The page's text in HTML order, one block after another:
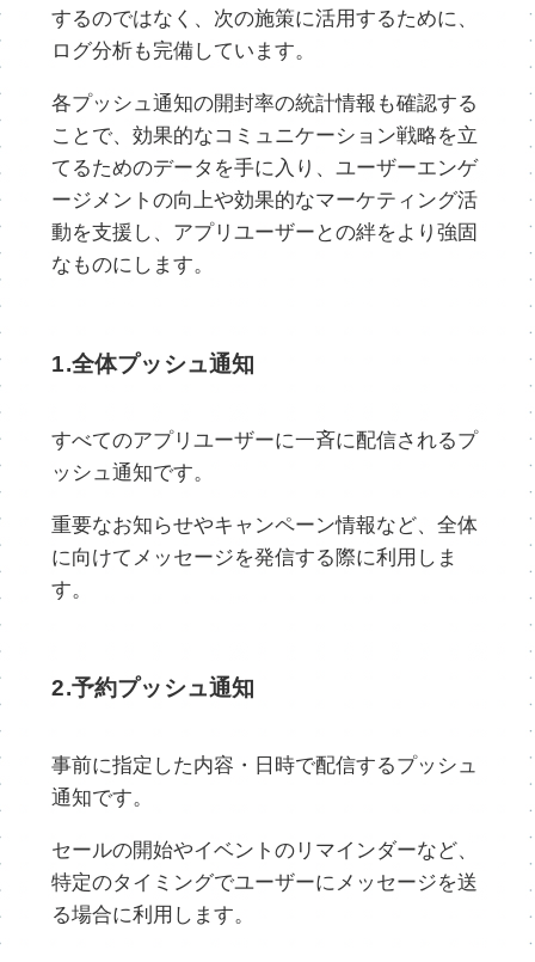
するのではなく、次の施策に活用するために、
ログ分析も完備しています。
各プッシュ通知の開封率の統計情報も確認する
ことで、効果的なコミュニケーション戦略を立
てるためのデータを手に入り、ユーザーエンゲ
ージメントの向上や効果的なマーケティング活
動を支援し、アプリユーザーとの絆をより強固
なものにします。
1.全体プッシュ通知
すべてのアプリユーザーに一斉に配信されるプ
ッシュ通知です。
重要なお知らせやキャンペーン情報など、全体
に向けてメッセージを発信する際に利用しま
す。
2.予約プッシュ通知
事前に指定した内容・日時で配信するプッシュ
通知です。
セールの開始やイベントのリマインダーなど、
特定のタイミングでユーザーにメッセージを送
る場合に利用します。